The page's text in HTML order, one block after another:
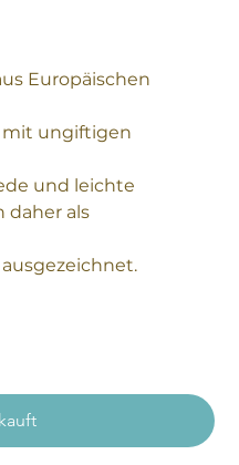
Europäischen
mit ungiftigen
und leichte
daher als